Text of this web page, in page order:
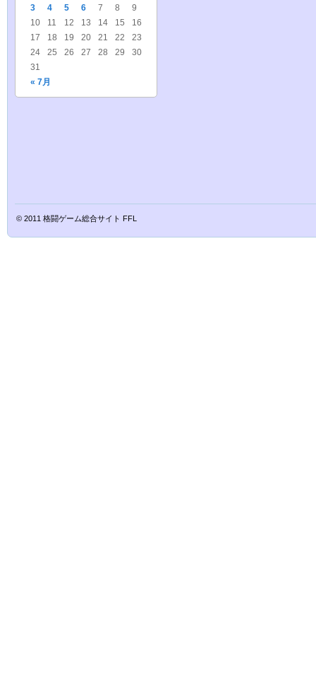
« 7月
3
4 5 6 7 8
9
10
11 12 13 14 15
16
17
18 19 20 21 22
23
24
25 26 27 28 29
30
31
© 2011 格闘ゲーム総合サイト FFL